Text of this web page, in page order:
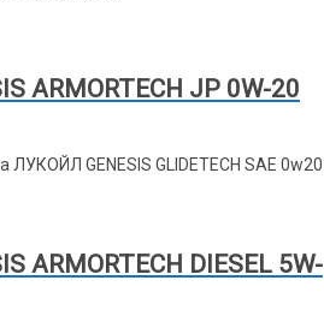
ARMORTECH JP 0W-20
GENESIS GLIDETECH SAE 0w20
ARMORTECH DIESEL 5W-